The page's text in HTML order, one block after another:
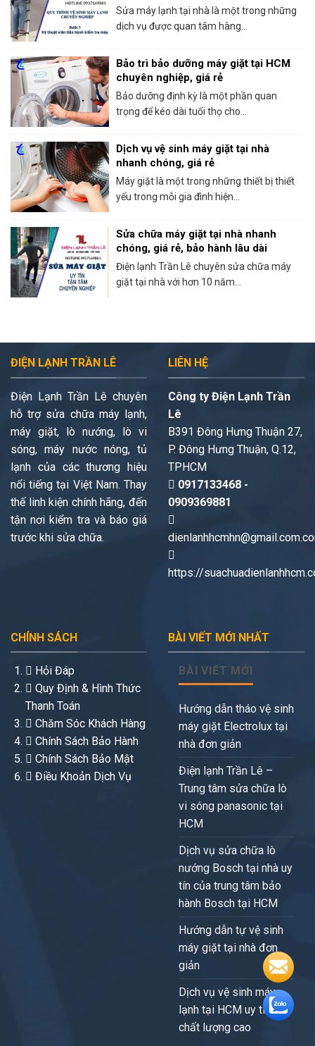
Sửa máy lạnh tại nhà là một trong những
dịch vụ được quan tâm hàng...
Bảo trì bảo dưỡng máy giặt tại HCM
chuyên nghiệp, giá rẻ
Bảo dưỡng định kỳ là một phần quan
trọng để kéo dài tuổi thọ cho...
Dịch vụ vệ sinh máy giặt tại nhà
nhanh chóng, giá rẻ
Máy giặt là một trong những thiết bị thiết
yếu trong mỗi gia đình hiện...
Sửa chữa máy giặt tại nhà nhanh
chóng, giá rẻ, bảo hành lâu dài
Điện lạnh Trần Lê chuyên sửa chữa máy
giặt tại nhà với hơn 10 năm...
ĐIỆN LẠNH TRẦN LÊ
Điện Lạnh Trần Lê chuyên
hỗ trợ sửa chữa máy lạnh,
máy giặt, lò nướng, lò vi
sóng, máy nước nóng, tủ
lạnh của các thương hiệu
nổi tiếng tại Việt Nam. Thay
thế linh kiện chính hãng, đến
tận nơi kiểm tra và báo giá
trước khi sửa chữa.
LIÊN HỆ
Công ty Điện Lạnh Trần
Lê
B391 Đông Hưng Thuận 27,
P. Đông Hưng Thuận, Q.12,
TPHCM
0917133468 -
0909369881
https://
CHÍNH SÁCH
Hỏi Đáp
Quy Định & Hình Thức
Thanh Toán
Chăm Sóc Khách Hàng
Chính Sách Bảo Hành
Chính Sách Bảo Mật
Điều Khoản Dịch Vụ
BÀI VIẾT MỚI NHẤT
BÀI VIẾT MỚI
Hướng dẫn tháo vệ sinh
máy giặt Electrolux tại
nhà đơn giản
Điện lạnh Trần Lê –
Trung tâm sửa chữa lò
vi sóng panasonic tại
HCM
Dịch vụ sửa chữa lò
nướng Bosch tại nhà uy
tín của trung tâm bảo
hành Bosch tại HCM
Hướng dẫn tự vệ sinh
máy giặt tại nhà đơn
giản
Dịch vụ vệ sinh máy
lạnh tại HCM uy tín,
chất lượng cao